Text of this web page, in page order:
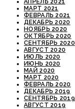
МАРТ 2021
ФЕВРАЛЬ 2021
ДЕКАБРЬ 2020
НОЯБРЬ 2020
ОКТЯБРЬ 2020
СЕНТЯБРЬ 2020
АВГУСТ 2020
ИЮЛЬ 2020
ИЮНЬ 2020
МАЙ 2020
МАРТ 2020
ФЕВРАЛЬ 2020
ДЕКАБРЬ 2019
СЕНТЯБРЬ 2019
АВГУСТ 2019